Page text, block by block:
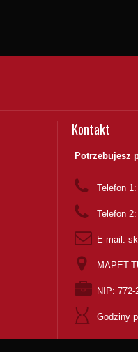
Kontakt
Potrzebujesz
Telefon 1:
Telefon 2:
E-mail:
MAPET-
NIP: 772-
Godziny